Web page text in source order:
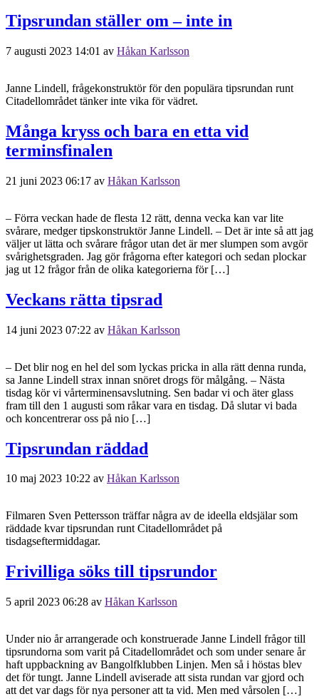
Tipsrundan ställer om – inte in
7 augusti 2023 14:01 av Håkan Karlsson
Janne Lindell, frågekonstruktör för den populära tipsrundan runt
Citadellområdet tänker inte vika för vädret.
Många kryss och bara en etta vid
terminsfinalen
21 juni 2023 06:17 av Håkan Karlsson
– Förra veckan hade de flesta 12 rätt, denna vecka kan var lite
svårare, medger tipskonstruktör Janne Lindell. – Det är inte så att jag
väljer ut lätta och svårare frågor utan det är mer slumpen som avgör
svårighetsgraden. Jag gör frågorna efter kategori och sedan plockar
jag ut 12 frågor från de olika kategorierna för […]
Veckans rätta tipsrad
14 juni 2023 07:22 av Håkan Karlsson
– Det blir nog en hel del som lyckas pricka in alla rätt denna runda,
sa Janne Lindell strax innan snöret drogs för målgång. – Nästa
tisdag kör vi vårterminensavslutning. Sen badar vi och äter glass
fram till den 1 augusti som råkar vara en tisdag. Då slutar vi bada
och koncentrerar oss på nio […]
Tipsrundan räddad
10 maj 2023 10:22 av Håkan Karlsson
Filmaren Sven Pettersson träffar några av de ideella eldsjälar som
räddade kvar tipsrundan runt Citadellområdet på
tisdagseftermiddagar.
Frivilliga söks till tipsrundor
5 april 2023 06:28 av Håkan Karlsson
Under nio år arrangerade och konstruerade Janne Lindell frågor till
tipsrundorna som varit på Citadellområdet och som under senare år
haft uppbackning av Bangolfklubben Linjen. Men så i höstas blev
det för tungt. Janne Lindell aviserade att sista rundan var gjord och
att det var dags för nya personer att ta vid. Men med vårsolen […]